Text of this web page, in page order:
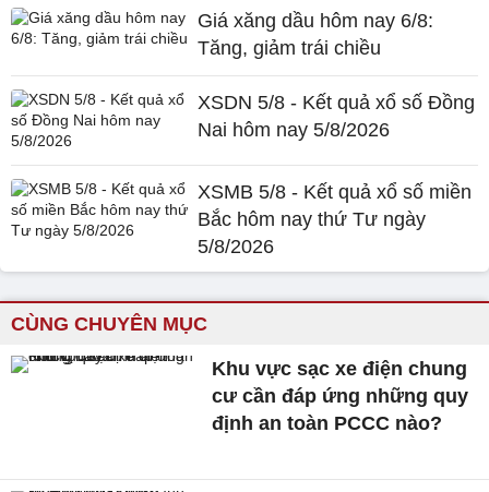
Giá xăng dầu hôm nay 6/8:
Tăng, giảm trái chiều
XSDN 5/8 - Kết quả xổ số Đồng
Nai hôm nay 5/8/2026
XSMB 5/8 - Kết quả xổ số miền
Bắc hôm nay thứ Tư ngày
5/8/2026
CÙNG CHUYÊN MỤC
Khu vực sạc xe điện chung
cư cần đáp ứng những quy
định an toàn PCCC nào?